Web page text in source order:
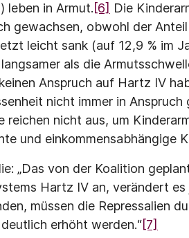
leben in Armut.[6] Die
gewachsen, obwohl der
leicht sank (auf 12,9 % im
als die
Anspruch auf Hartz IV
nicht immer in
reichen nicht aus, um
und einkommensabhängige
„Das von der Koalition
Hartz IV an, verändert
müssen die Repressalien
erhöht werden.“[7]